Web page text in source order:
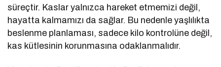
süreçtir. Kaslar yalnızca hareket etmemizi değil,
hayatta kalmamızı da sağlar. Bu nedenle yaşlılıkta
beslenme planlaması, sadece kilo kontrolüne değil,
kas kütlesinin korunmasına odaklanmalıdır.